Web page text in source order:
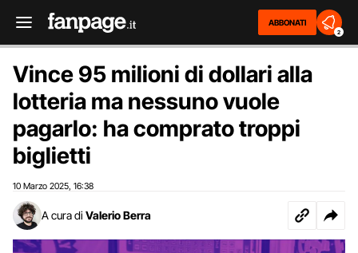
ABBONATI
2
Vince 95 milioni di dollari alla
lotteria ma nessuno vuole
pagarlo: ha comprato troppi
biglietti
10 Marzo 2025 16:38
A cura di Valerio Berra